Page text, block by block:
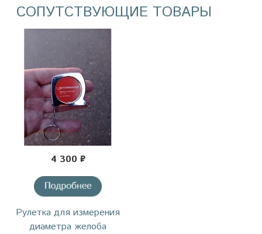
СОПУТСТВУЮЩИЕ ТОВАРЫ
4 300 ₽
Рулетка для измерения
диаметра желоба